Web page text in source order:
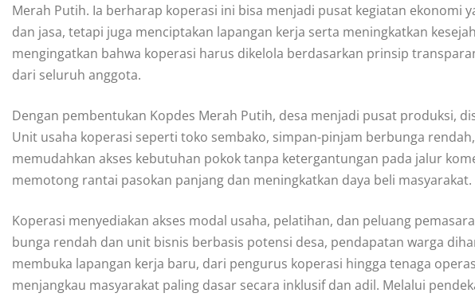
Merah Putih. Ia berharap koperasi ini bisa menjadi pusat kegiatan ekonomi
dan jasa, tetapi juga menciptakan lapangan kerja serta meningkatkan
mengingatkan bahwa koperasi harus dikelola berdasarkan prinsip
dari seluruh anggota.
Dengan pembentukan Kopdes Merah Putih, desa menjadi pusat produksi,
Unit usaha koperasi seperti toko sembako, simpan-pinjam berbunga
memudahkan akses kebutuhan pokok tanpa ketergantungan pada jalur
memotong rantai pasokan panjang dan meningkatkan daya beli masyarakat.
Koperasi menyediakan akses modal usaha, pelatihan, dan peluang
bunga rendah dan unit bisnis berbasis potensi desa, pendapatan warga
membuka lapangan kerja baru, dari pengurus koperasi hingga tenaga
menjangkau masyarakat paling dasar secara inklusif dan adil. Melalui